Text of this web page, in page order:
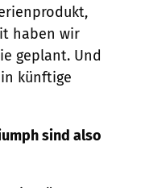
haben wir
geplant. Und
künftige
sind also